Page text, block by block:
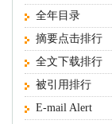
全年目录
摘要点击排行
全文下载排行
被引用排行
E-mail Alert